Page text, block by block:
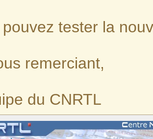
pouvez tester la
remerciant,
du CNRTL